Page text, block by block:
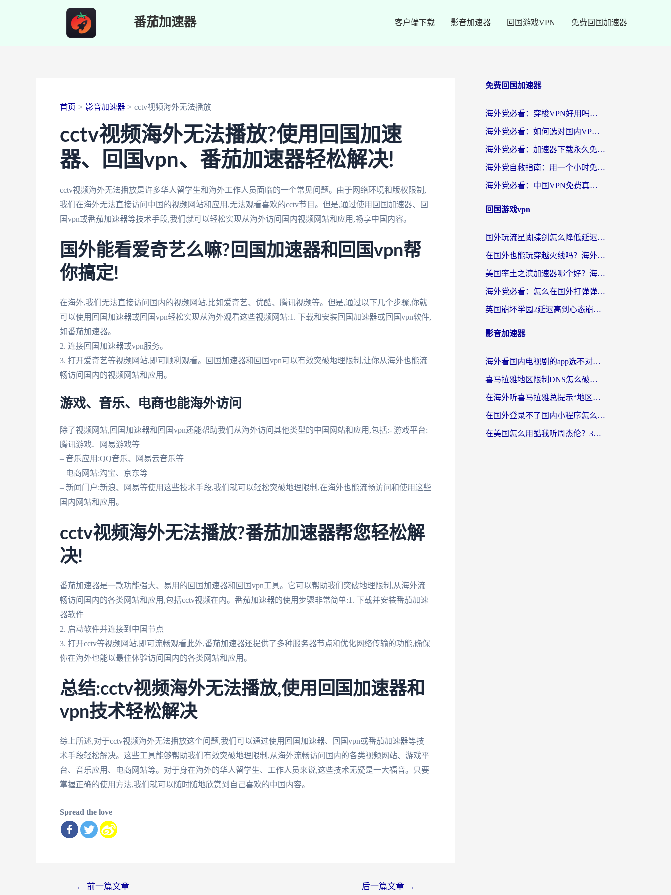
番茄加速器 客户端下载 影音加速器 回国游戏VPN 免费回国加速器
首页 影音加速器 cctv视频海外无法播放
cctv视频海外无法播放?使用回国加速
器、回国vpn、番茄加速器轻松解决!
cctv视频海外无法播放是许多华人留学生和海外工作人员面临的一个常见问题。由于网络环境和版权限制,
我们在海外无法直接访问中国的视频网站和应用,无法观看喜欢的cctv节目。但是,通过使用回国加速器、回
国vpn或番茄加速器等技术手段,我们就可以轻松实现从海外访问国内视频网站和应用,畅享中国内容。
国外能看爱奇艺么嘛?回国加速器和回国vpn帮
你搞定!
在海外,我们无法直接访问国内的视频网站,比如爱奇艺、优酷、腾讯视频等。但是,通过以下几个步骤,你就
可以使用回国加速器或回国vpn轻松实现从海外观看这些视频网站:1. 下载和安装回国加速器或回国vpn软件,
如番茄加速器。
2. 连接回国加速器或vpn服务。
3. 打开爱奇艺等视频网站,即可顺利观看。回国加速器和回国vpn可以有效突破地理限制,让你从海外也能流
畅访问国内的视频网站和应用。
游戏、音乐、电商也能海外访问
除了视频网站,回国加速器和回国vpn还能帮助我们从海外访问其他类型的中国网站和应用,包括:- 游戏平台:
腾讯游戏、网易游戏等
– 音乐应用:QQ音乐、网易云音乐等
– 电商网站:淘宝、京东等
– 新闻门户:新浪、网易等使用这些技术手段,我们就可以轻松突破地理限制,在海外也能流畅访问和使用这些
国内网站和应用。
cctv视频海外无法播放?番茄加速器帮您轻松解
决!
番茄加速器是一款功能强大、易用的回国加速器和回国vpn工具。它可以帮助我们突破地理限制,从海外流
畅访问国内的各类网站和应用,包括cctv视频在内。番茄加速器的使用步骤非常简单:1. 下载并安装番茄加速
器软件
2. 启动软件并连接到中国节点
3. 打开cctv等视频网站,即可流畅观看此外,番茄加速器还提供了多种服务器节点和优化网络传输的功能,确保
你在海外也能以最佳体验访问国内的各类网站和应用。
总结:cctv视频海外无法播放,使用回国加速器和
vpn技术轻松解决
综上所述,对于cctv视频海外无法播放这个问题,我们可以通过使用回国加速器、回国vpn或番茄加速器等技
术手段轻松解决。这些工具能够帮助我们有效突破地理限制,从海外流畅访问国内的各类视频网站、游戏平
台、音乐应用、电商网站等。对于身在海外的华人留学生、工作人员来说,这些技术无疑是一大福音。只要
掌握正确的使用方法,我们就可以随时随地欣赏到自己喜欢的中国内容。
Spread the love
← 前一篇文章 后一篇文章 →
免费回国加速器
海外党必看：穿梭VPN好用吗？和云帆VPN对比哪个回国效果更好？附真实测评+避坑指南
海外党必看：如何选对国内VPN，实现无缝访问国内资源？
海外党必看：加速器下载永久免费版真的存在吗？教你无缝访问国内资源的正确姿势
海外党自救指南：用一个小时免费加速器，轻松打破国内资源访问壁垒？
海外党必看：中国VPN免费真的靠谱吗？手把手教你选对回国加速器
回国游戏vpn
国外玩流星蝴蝶剑怎么降低延迟？海外党必看的加速秘籍（含欧洲鸣潮&彩虹岛优化攻略）
在国外也能玩穿越火线吗？海外玩家国服游戏畅玩终极指南
美国率土之滨加速器哪个好？海外党国服游戏畅玩终极指南（附多游戏解决方案）
海外党必看：怎么在国外打弹弹堂不卡？番茄加速器亲测指南
英国崩坏学园2延迟高到心态崩？海外党国服游戏加速终极指南
影音加速器
海外看国内电视剧的app选不对？这份回国加速器避坑指南帮你流畅追剧
喜马拉雅地区限制DNS怎么破？海外党听国内音乐听书的终极解决方案
在海外听喜马拉雅总提示“地区限制”？3步轻松解除+听国内音乐全攻略
在国外登录不了国内小程序怎么办？选对回国加速器，轻松解锁国内资源
在美国怎么用酷我听周杰伦？3步搞定海外听歌难题